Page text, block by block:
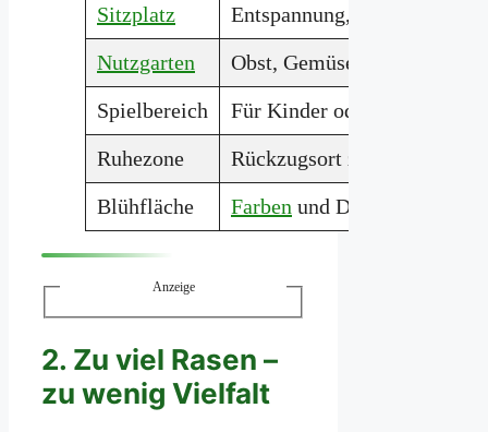
Sitzplatz
Entspannung, Geselligkeit
Nutzgarten
Obst, Gemüse,
Spielbereich
Für Kinder oder Bewegung
Ruhezone
Rückzugsort zum Lesen &
Blühfläche
Farben und Düfte genießen
Anzeige
2. Zu viel Rasen –
zu wenig Vielfalt